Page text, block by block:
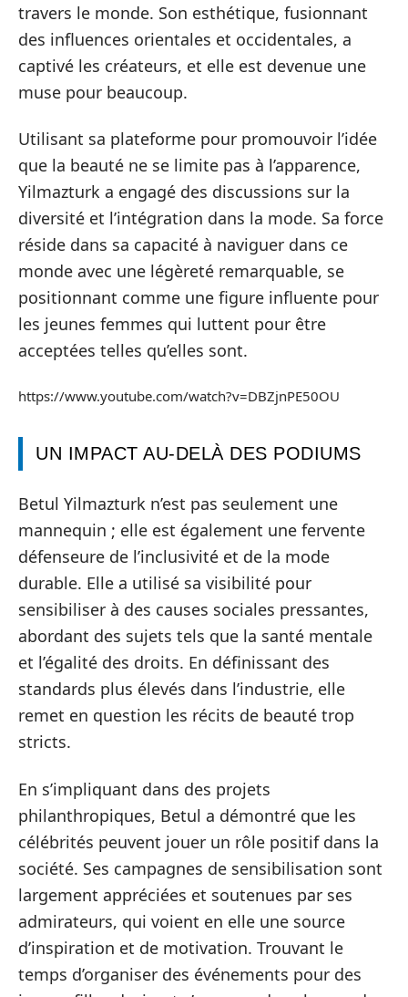
travers le monde. Son esthétique, fusionnant
des influences orientales et occidentales, a
captivé les créateurs, et elle est devenue une
muse pour beaucoup.
Utilisant sa plateforme pour promouvoir l’idée
que la beauté ne se limite pas à l’apparence,
Yilmazturk a engagé des discussions sur la
diversité et l’intégration dans la mode. Sa force
réside dans sa capacité à naviguer dans ce
monde avec une légèreté remarquable, se
positionnant comme une figure influente pour
les jeunes femmes qui luttent pour être
acceptées telles qu’elles sont.
https://www.youtube.com/watch?v=DBZjnPE50OU
UN IMPACT AU-DELÀ DES PODIUMS
Betul Yilmazturk n’est pas seulement une
mannequin ; elle est également une fervente
défenseure de l’inclusivité et de la mode
durable. Elle a utilisé sa visibilité pour
sensibiliser à des causes sociales pressantes,
abordant des sujets tels que la santé mentale
et l’égalité des droits. En définissant des
standards plus élevés dans l’industrie, elle
remet en question les récits de beauté trop
stricts.
En s’impliquant dans des projets
philanthropiques, Betul a démontré que les
célébrités peuvent jouer un rôle positif dans la
société. Ses campagnes de sensibilisation sont
largement appréciées et soutenues par ses
admirateurs, qui voient en elle une source
d’inspiration et de motivation. Trouvant le
temps d’organiser des événements pour des